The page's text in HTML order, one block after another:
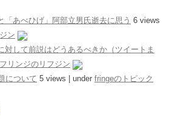
「あべひげ」阿部立男氏逝去に思う 6 views
ン
対して前説はどうあるべきか（ツイートま
フリンジのリフジン
について 5 views under fringeのトピック